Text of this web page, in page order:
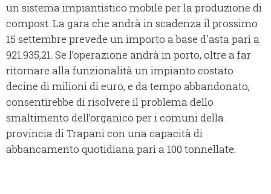
un sistema impiantistico mobile per la produzione di
compost. La gara che andrà in scadenza il prossimo
15 settembre prevede un importo a base d'asta pari a
921.935,21. Se l’operazione andrà in porto, oltre a far
ritornare alla funzionalità un impianto costato
decine di milioni di euro, e da tempo abbandonato,
consentirebbe di risolvere il problema dello
smaltimento dell’organico per i comuni della
provincia di Trapani con una capacità di
abbancamento quotidiana pari a 100 tonnellate.